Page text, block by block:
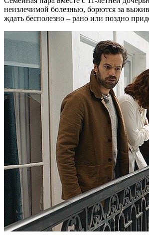
неизлечимой болезнью, борются за
ждать бесполезно – рано или поздно